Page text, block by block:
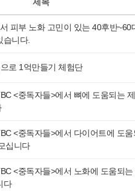
피부 노화 고민이 있는 40후반~60
습니다.
로 1억만들기 체험단
<중독자들>에서 뼈에 도움되는
<중독자들>에서 다이어트에 도움
십니다
<중독자들>에서 노화에 도움되는
다